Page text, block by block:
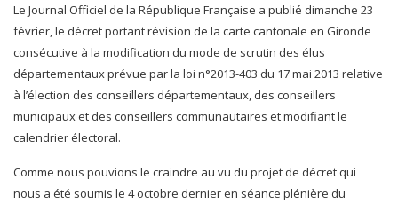
Le Journal Officiel de la République Française a publié dimanche 23
février, le décret portant révision de la carte cantonale en Gironde
consécutive à la modification du mode de scrutin des élus
départementaux prévue par la loi n°2013-403 du 17 mai 2013 relative
à l’élection des conseillers départementaux, des conseillers
municipaux et des conseillers communautaires et modifiant le
calendrier électoral.
Comme nous pouvions le craindre au vu du projet de décret qui
nous a été soumis le 4 octobre dernier en séance plénière du